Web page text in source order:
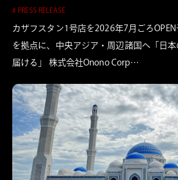
# PRESS RELEASE
カザフスタン1号店を2026年7月ごろ
を拠点に、中央アジア・周辺諸国へ「日本
届ける」 株式会社Onono Corp…